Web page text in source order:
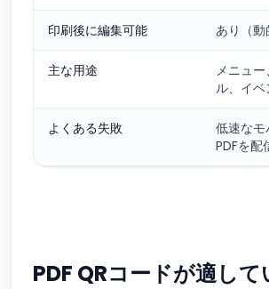
印刷後に編集可能 あり（動
主な用途
メニュ
ル、イ
よくある失敗
低速な
PDFを配
PDF QRコードが適し